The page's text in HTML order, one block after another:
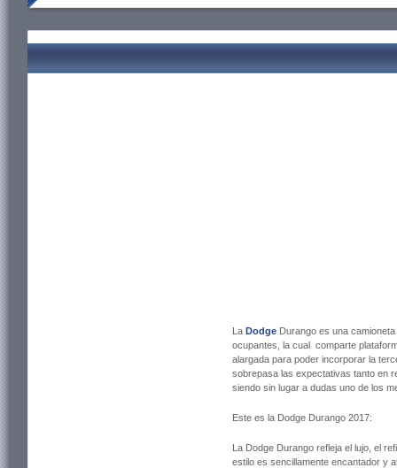
La Dodge Durango es una
ocupantes, la cual comparte
alargada para poder incorporar la
sobrepasa las expectativas tanto en
siendo sin lugar a dudas uno de los
Este es la Dodge Durango 2017:
La Dodge Durango refleja el lujo, el
estilo es sencillamente encantador y